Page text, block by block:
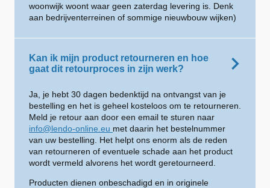
woonwijk woont waar geen zaterdag levering is. Denk
aan bedrijventerreinen of sommige nieuwbouw wijken)
Kan ik mijn product retourneren en hoe
gaat dit retourproces in zijn werk?
Ja, je hebt 30 dagen bedenktijd na ontvangst van je
bestelling en het is geheel kosteloos om te retourneren.
Meld je retour aan door een email te sturen naar
info@lendo-online.eu met daarin het bestelnummer
van uw bestelling. Het helpt ons enorm als de reden
van retourneren of eventuele schade aan het product
wordt vermeld alvorens het wordt geretourneerd.
Producten dienen onbeschadigd en in originele